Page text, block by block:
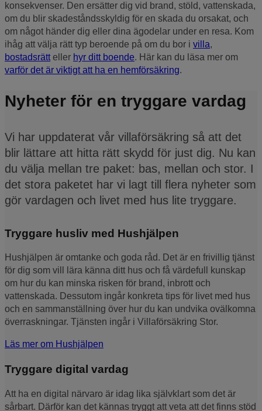
konsekvenser. Den ersätter dig vid brand, stöld, vattenskada,
om du blir skadeståndsskyldig för en skada du orsakat, och
om något händer dig eller dina ägodelar under en resa. Kom
ihåg att välja rätt typ beroende på om du bor i villa,
bostadsrätteller hyr ditt boende. Här kan du läsa mer om
varför det är viktigt att ha en hemförsäkring.
Nyheter för en tryggare vardag
Vi har uppdaterat vår villaförsäkring så att det
blir lättare att hitta rätt skydd för just dig. Nu kan
du välja mellan tre paket: bas, mellan och stor. I
det stora paketet har vi lagt till flera nyheter som
gör vardagen och livet med hus lite tryggare.
Tryggare husliv med Hushjälpen
Hushjälpen är omtanke och goda råd. Det är en frivillig tjänst
för dig som vill lära känna ditt hus och få värdefull kunskap
om hur du kan minska risken för brand, inbrott och
vattenskada. Dessutom ingår konkreta tips för livet med hus
och en sammanställning över hur du kan undvika ovälkomna
överraskningar. Tjänsten ingår i Villaförsäkring Stor.
Läs mer om Hushjälpen
Tryggare digital vardag
Att ha en digital närvaro är idag lika självklart som det är
sårbart. Därför kan det kännas tryggt att veta att det finns stöd